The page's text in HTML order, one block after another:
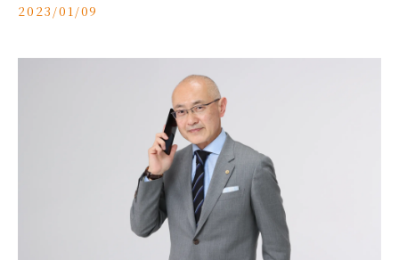
2023/01/09